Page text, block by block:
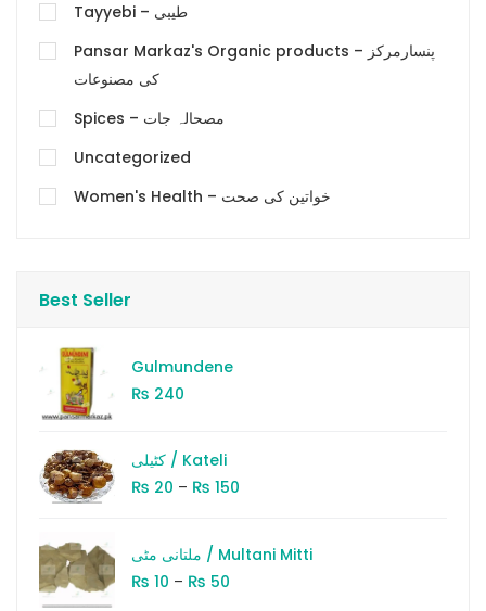
Tayyebi – طیبی
Pansar Markaz's Organic products – پنسارمرکز
کی مصنوعات
Spices – مصحالہ جات
Uncategorized
Women's Health – خواتین کی صحت
Best Seller
Gulmundene
₨ 240
کٹیلی / Kateli
₨ 20 – ₨ 150
ملتانی مٹی / Multani Mitti
₨ 10 – ₨ 50